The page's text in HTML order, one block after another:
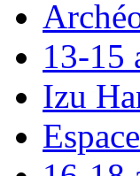
13-15
Izu